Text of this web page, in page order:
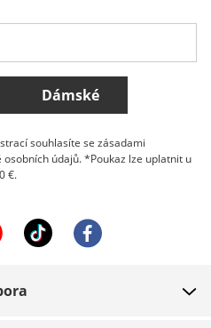
Norge
země
Dámské
souhlasíte se zásadami
údajů. *Poukaz lze uplatnit u
€.